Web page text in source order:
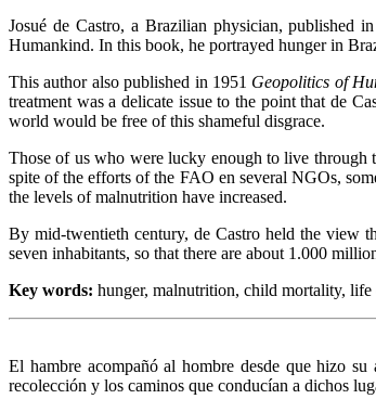
Josué de Castro, a Brazilian physician, published
Humankind. In this book, he portrayed hunger in
This author also published in 1951 Geopolitics of
treatment was a delicate issue to the point that de
world would be free of this shameful disgrace.
Those of us who were lucky enough to live through
spite of the efforts of the FAO en several NGOs,
the levels of malnutrition have increased.
By mid-twentieth century, de Castro held the view
seven inhabitants, so that there are about 1.000
Key words: hunger, malnutrition, child mortality, life
El hambre acompañó al hombre desde que hizo
recolección y los caminos que conducían a dichos